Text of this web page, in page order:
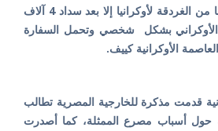
تحمل تكاليف نقل جثمانها من الغردقة لأوكرانيا إلا بعد سداد 4 آلاف
الأوكراني بشكل شخصي وتحمل السفارة
الأوكرانية كييف.
قدمت مذكرة للخارجية المصرية تطالب
حول أسباب مصرع الممثلة، كما أصدرت